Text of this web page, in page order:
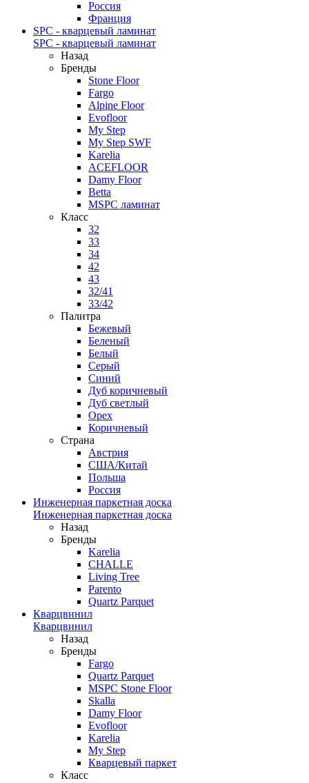
Россия
Франция
SPC - кварцевый ламинат
SPC - кварцевый ламинат
Назад
Бренды
Stone Floor
Fargo
Alpine Floor
Evofloor
My Step
My Step SWF
Karelia
ACEFLOOR
Damy Floor
Betta
MSPC ламинат
Класс
32
33
34
42
43
32/41
33/42
Палитра
Бежевый
Беленый
Белый
Серый
Синий
Дуб коричневый
Дуб светлый
Орех
Коричневый
Страна
Австрия
США/Китай
Польша
Россия
Инженерная паркетная доска
Инженерная паркетная доска
Назад
Бренды
Karelia
CHALLE
Living Tree
Parento
Quartz Parquet
Кварцвинил
Кварцвинил
Назад
Бренды
Fargo
Quartz Parquet
MSPC Stone Floor
Skalla
Damy Floor
Evofloor
Karelia
My Step
Кварцевый паркет
Класс